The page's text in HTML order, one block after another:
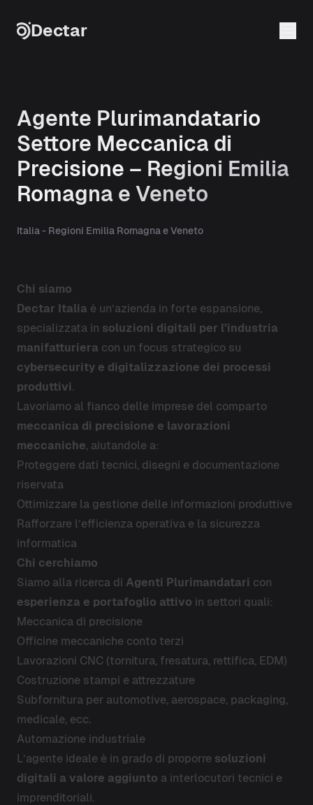
Dectar
Agente Plurimandatario
Settore Meccanica di
Precisione – Regioni Emilia
Romagna e Veneto
Italia - Regioni Emilia Romagna e Veneto
Chi siamo
Dectar Italia è un’azienda in forte espansione,
specializzata in soluzioni digitali per l’industria
manifatturiera con un focus strategico su
cybersecurity e digitalizzazione dei processi
produttivi.
Lavoriamo al fianco delle imprese del comparto
meccanica di precisione e lavorazioni
meccaniche, aiutandole a:
Proteggere dati tecnici, disegni e documentazione
riservata
Ottimizzare la gestione delle informazioni produttive
Rafforzare l’efficienza operativa e la sicurezza
informatica
Chi cerchiamo
Siamo alla ricerca di Agenti Plurimandatari con
esperienza e portafoglio attivo in settori quali:
Meccanica di precisione
Officine meccaniche conto terzi
Lavorazioni CNC (tornitura, fresatura, rettifica, EDM)
Costruzione stampi e attrezzature
Subfornitura per automotive, aerospace, packaging,
medicale, ecc.
Automazione industriale
L’agente ideale è in grado di proporre soluzioni
digitali a valore aggiunto a interlocutori tecnici e
imprenditoriali.